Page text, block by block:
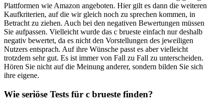
Plattformen wie Amazon angeboten. Hier gilt es dann die weiteren
Kaufkriterien, auf die wir gleich noch zu sprechen kommen, in
Betracht zu ziehen. Auch bei den negativen Bewertungen müssen
Sie aufpassen. Vielleicht wurde das c brueste einfach nur deshalb
negativ bewertet, da es nicht den Vorstellungen des jeweiligen
Nutzers entsprach. Auf ihre Wünsche passt es aber vielleicht
trotzdem sehr gut. Es ist immer von Fall zu Fall zu unterscheiden.
Hören Sie nicht auf die Meinung anderer, sondern bilden Sie sich
ihre eigene.
Wie seriöse Tests für c brueste finden?